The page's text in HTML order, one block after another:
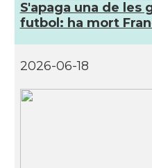
Consolat
Consolat
S'apaga una de les
futbol: ha mort
2026-06-18